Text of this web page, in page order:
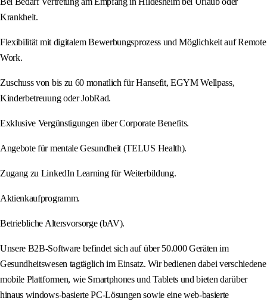
Krankheit.
Flexibilität mit digitalem Bewerbungsprozess und Möglichkeit auf Remote
Work.
Zuschuss von bis zu 60 monatlich für Hansefit, EGYM Wellpass,
Kinderbetreuung oder JobRad.
Exklusive Vergünstigungen über Corporate Benefits.
Angebote für mentale Gesundheit (TELUS Health).
Zugang zu LinkedIn Learning für Weiterbildung.
Aktienkaufprogramm.
Betriebliche Altersvorsorge (bAV).
Unsere B2B-Software befindet sich auf über 50.000 Geräten im
Gesundheitswesen tagtäglich im Einsatz. Wir bedienen dabei verschiedene
mobile Plattformen, wie Smartphones und Tablets und bieten darüber
hinaus windows-basierte PC-Lösungen sowie eine web-basierte